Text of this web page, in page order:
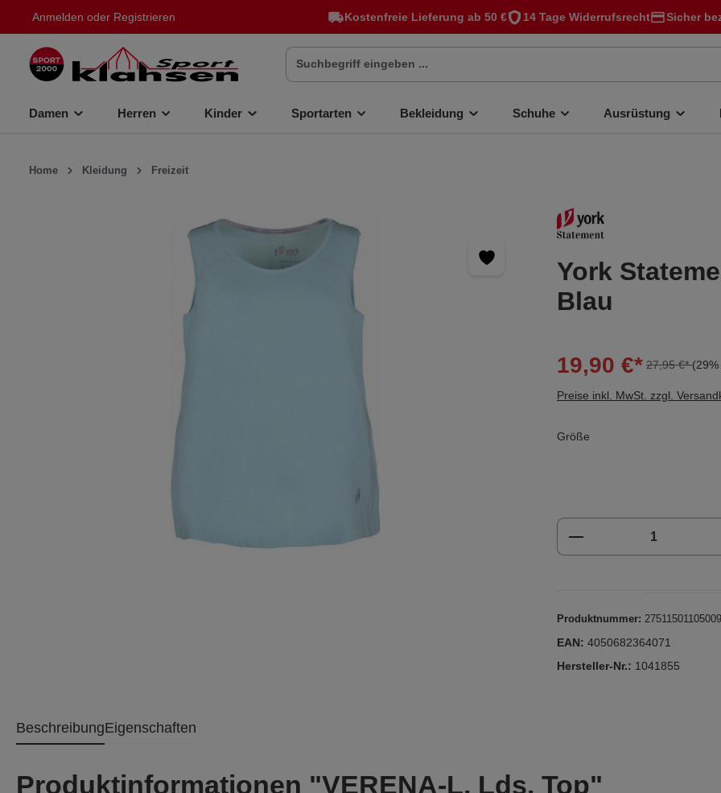
springen Kostenfreie Lieferung ab 50 € 14 Tage Widerrufsrecht Sicher
Anmelden oder Registrieren
Damen Herren Kinder Sportarten Bekleidung Schuhe Ausrüstung
Home Kleidung Freizeit
York
Blau
19,90 €* 27,95 €*
Preise inkl. MwSt. zzgl.
Größe
Produkt Anzahl:
Produktnummer: 27511501105009
EAN: 4050682364071
Hersteller-Nr.: 1041855
BeschreibungEigenschaften
Produktinformationen "VERENA-L, Lds. Top"